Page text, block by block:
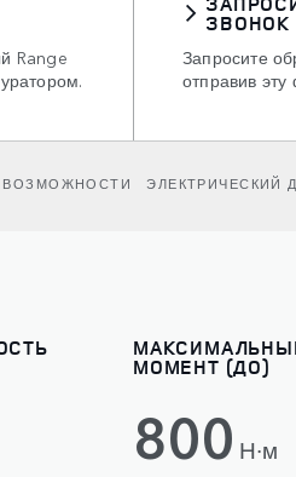
Range
ЗВОНОК
Запросите
отправив
ВОЗМОЖНОСТИ ЭЛЕКТРИЧЕСКИЙ
МОМЕНТ (ДО)
800 Н∙м